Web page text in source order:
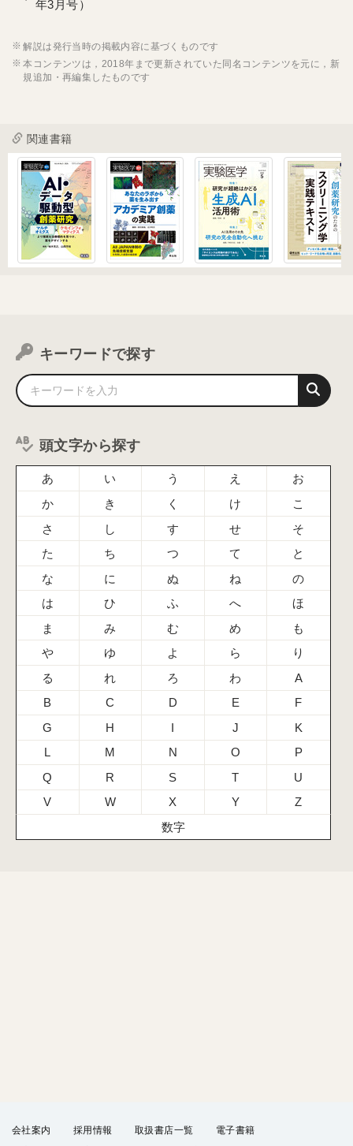
年3月号）
解説は発行当時の掲載内容に基づくものです
本コンテンツは，2018年まで更新されていた同名コンテンツを元に，新
規追加・再編集したものです
関連書籍
キーワードで探す
頭文字から探す
あ い う え
お
か
き く け
こ
さ
し す せ
そ
た
ち つ て
と
な
に ぬ ね
の
は
ひ ふ へ
ほ
ま
み む め
も
や
ゆ よ ら
り
る
れ ろ わ
A
B
C D E
F
G
H I J
K
L
M N O
P
Q
R S T
U
V
W X Y
Z
数字
会社案内 採用情報 取扱書店一覧
電子書籍